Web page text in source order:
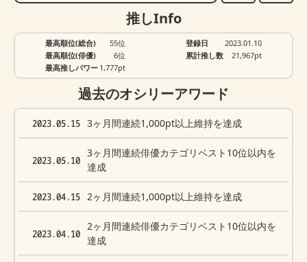
推しInfo
最高順位(総合)
55位
最高順位(俳優)
6位
最高推しパワー 1,777pt
登録日
2023.01.10
累計推し数
21,967pt
過去のオシリーアワード
2023.05.15 3ヶ月間連続1,000pt以上維持を達成
2023.05.10
3ヶ月間連続俳優カテゴリベスト10位以内を
達成
2023.04.15 2ヶ月間連続1,000pt以上維持を達成
2023.04.10
2ヶ月間連続俳優カテゴリベスト10位以内を
達成